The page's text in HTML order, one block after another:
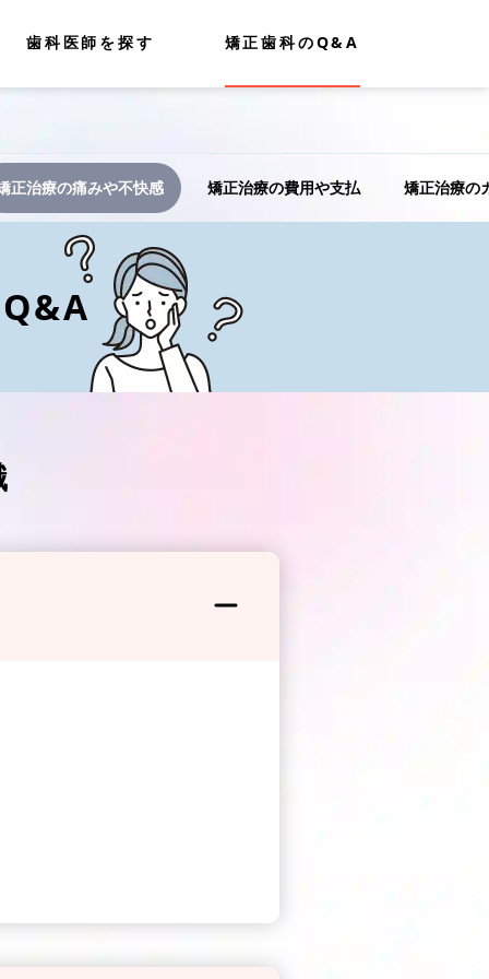
歯科医師を探す 矯正歯科のQ&A
正治療の痛みや不快感 矯正治療の費用や支払 矯正治療の